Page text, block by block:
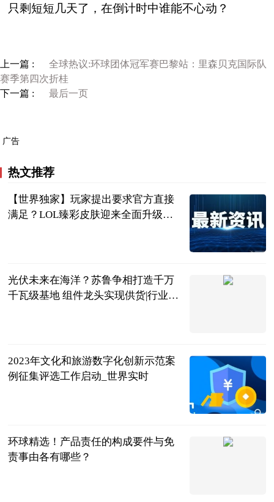
只剩短短几天了，在倒计时中谁能不心动？
上一篇 :
全球热议:环球团体冠军赛巴黎站：里森贝克国际队
赛季第四次折桂
下一篇 :
最后一页
广告
热文推荐
【世界独家】玩家提出要求官方直接
满足？LOL臻彩皮肤迎来全面升级，
光伏未来在海洋？苏鲁争相打造千万
千瓦级基地 组件龙头实现供货|行业动
2023年文化和旅游数字化创新示范案
例征集评选工作启动_世界实时
环球精选！产品责任的构成要件与免
责事由各有哪些？